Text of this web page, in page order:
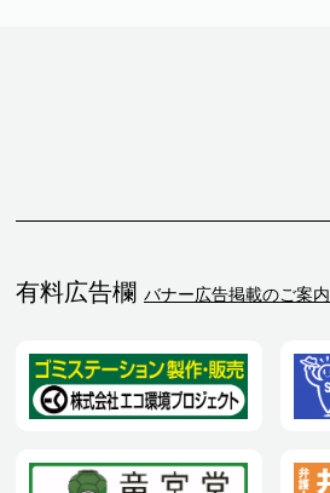
有料広告欄 バナー広告掲載のご案内